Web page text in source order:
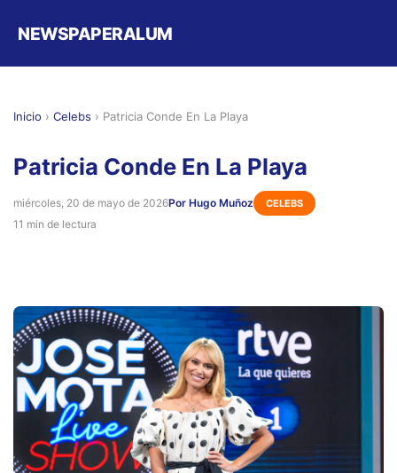
NEWSPAPERALUM
Inicio › Celebs › Patricia Conde En La Playa
Patricia Conde En La Playa
miércoles, 20 de mayo de 2026Por Hugo Muñoz CELEBS
11 min de lectura